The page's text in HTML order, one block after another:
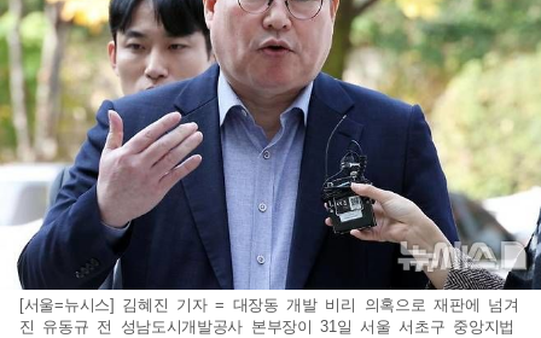
[서울=뉴시스] 김혜진 기자 = 대장동 개발 비리 의혹으로 재판에 넘겨
진 유동규 전 성남도시개발공사 본부장이 31일 서울 서초구 중앙지법